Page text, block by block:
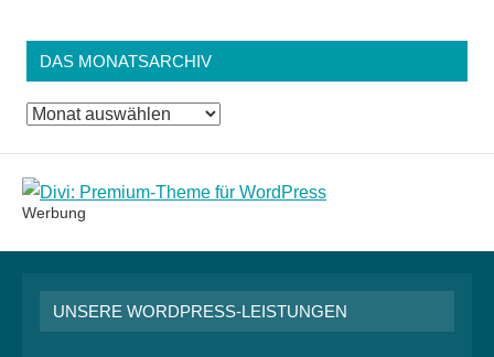
DAS MONATSARCHIV
Das
Werbung
UNSERE WORDPRESS-LEISTUNGEN